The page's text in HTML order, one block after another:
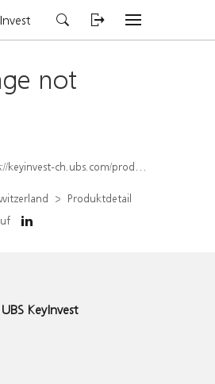
not
ch.ubs.com/produkt/detail/index/isin/CH1572294895
Produktdetail
KeyInvest